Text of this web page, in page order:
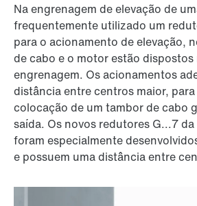
Na engrenagem de elevação de
frequentemente utilizado um
para o acionamento de elevação,
de cabo e o motor estão
engrenagem. Os acionamentos
distância entre centros maior,
colocação de um tambor de cabo
saída. Os novos redutores G...7 da
foram especialmente
e possuem uma distância entre